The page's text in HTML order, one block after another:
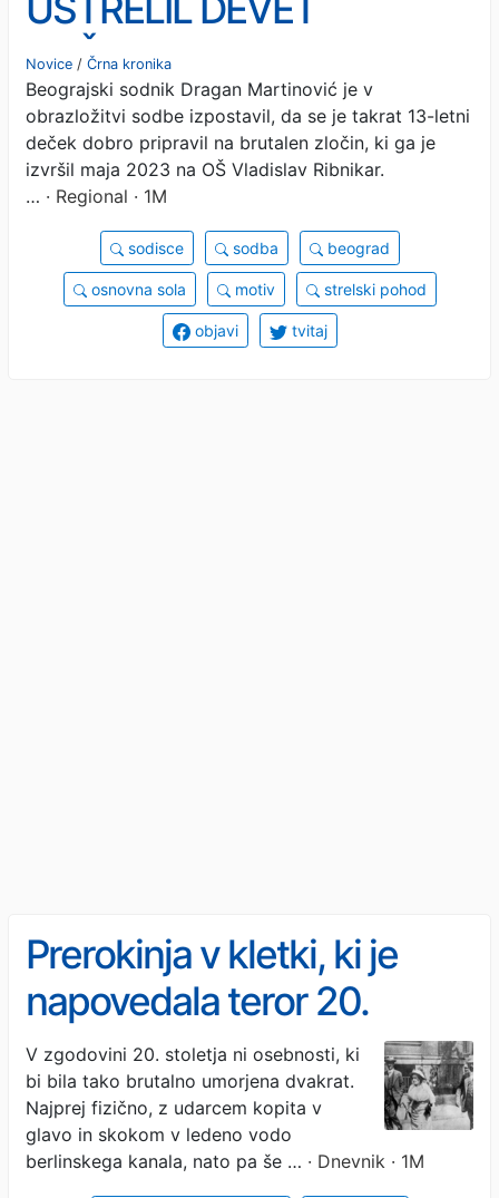
SOŠOLCEV IN
VARNOSTNIKA? Oče naj bi
mu rekel, da je psihopat
Novice / Črna kronika
Beograjski sodnik Dragan Martinović je v
obrazložitvi sodbe izpostavil, da se je takrat 13-letni
deček dobro pripravil na brutalen zločin, ki ga je
izvršil maja 2023 na OŠ Vladislav Ribnikar.
… · Regional · 1M
sodisce sodba beograd
osnovna sola motiv strelski pohod
objavi tvitaj
Prerokinja v kletki, ki je
napovedala teror 20.
stoletja
V zgodovini 20. stoletja ni osebnosti, ki
bi bila tako brutalno umorjena dvakrat.
Najprej fizično, z udarcem kopita v
glavo in skokom v ledeno vodo
berlinskega kanala, nato pa še … · Dnevnik · 1M